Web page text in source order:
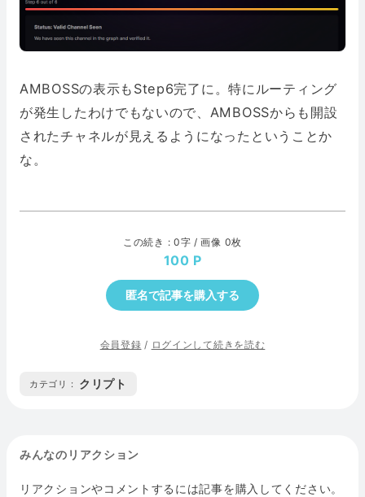
AMBOSSの表示もStep6完了に。特にルーティング
が発生したわけでもないので、AMBOSSからも開設
されたチャネルが見えるようになったということか
な。
この続き : 0字 / 画像 0枚
100
匿名で記事を購入する
会員登録 / ログインして続きを読む
カテゴリ : クリプト
みんなのリアクション
リアクションやコメントするには記事を購入してください。